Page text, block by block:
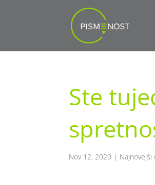
Ste
Nov 12, 2020 | Najnovejši